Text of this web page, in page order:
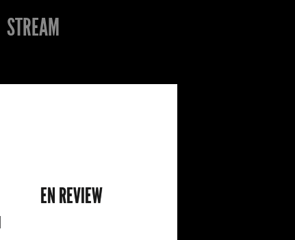
STREAM
EN REVIEW